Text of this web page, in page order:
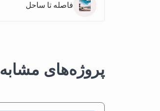
فاصله تا ساحل
پروژه‌های مشابه